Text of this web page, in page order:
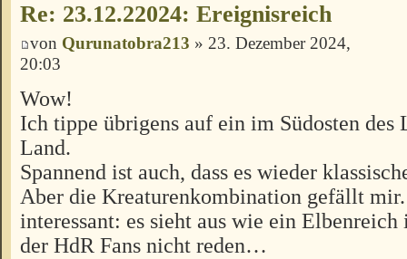
Re: 23.12.22024: Ereignisreich
von Qurunatobra213 » 23. Dezember 2024,
20:03
Wow!
Ich tippe übrigens auf ein im Südosten des
Land.
Spannend ist auch, dass es wieder
Aber die Kreaturenkombination gefällt
interessant: es sieht aus wie ein
der HdR Fans nicht reden…